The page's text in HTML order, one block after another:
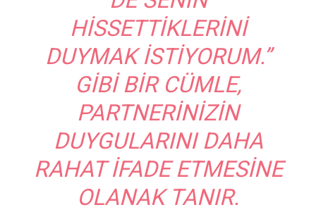
HISSETTIKLERINI
DUYMAK ISTIYORUM.”
GIBI BIR CÜMLE,
PARTNERINIZIN
DUYGULARINI DAHA
RAHAT IFADE ETMESINE
OLANAK TANIR.